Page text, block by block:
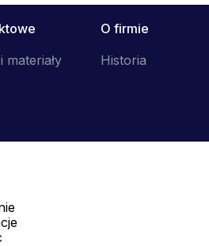
materiały
O firmie
Historia